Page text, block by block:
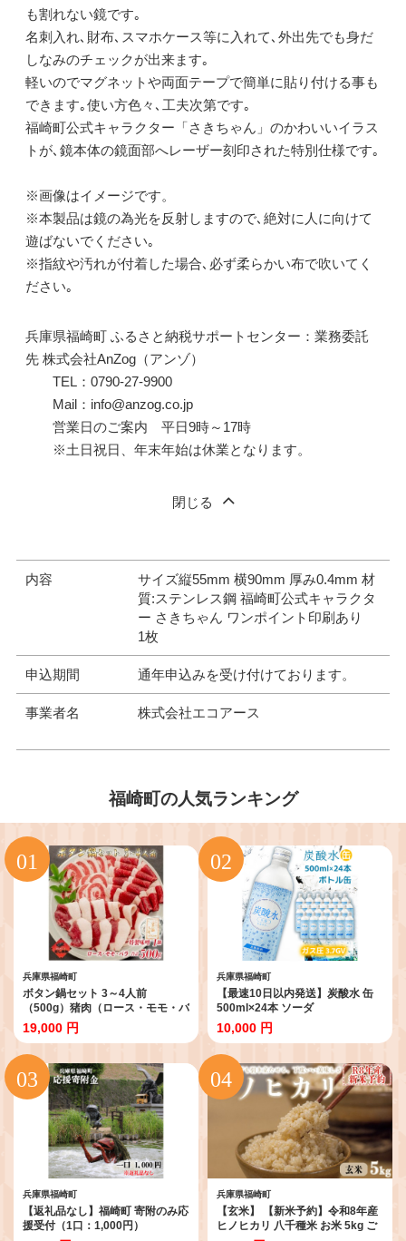
も割れない鏡です｡
名刺入れ､財布､スマホケース等に入れて､外出先でも身だ
しなみのチェックが出来ます｡
軽いのでマグネットや両面テープで簡単に貼り付ける事も
できます｡使い方色々､工夫次第です｡
福崎町公式キャラクター「さきちゃん」のかわいいイラス
トが､鏡本体の鏡面部へレーザー刻印された特別仕様です｡
※画像はイメージです。
※本製品は鏡の為光を反射しますので､絶対に人に向けて
遊ばないでください｡
※指紋や汚れが付着した場合､必ず柔らかい布で吹いてく
ださい｡
兵庫県福崎町 ふるさと納税サポートセンター：業務委託
先 株式会社AnZog（アンゾ）
TEL：0790-27-9900
Mail：info@anzog.co.jp
営業日のご案内 平日9時～17時
※土日祝日、年末年始は休業となります。
閉じる
内容
サイズ縦55mm 横90mm 厚み0.4mm 材
質:ステンレス鋼 福崎町公式キャラクタ
ー さきちゃん ワンポイント印刷あり
1枚
申込期間 通年申込みを受け付けております。
事業者名 株式会社エコアース
福崎町の人気ランキング
兵庫県福崎町
ボタン鍋セット 3～4人前
（500g）猪肉（ロース・モモ・バ
ラ）自家製味噌付き
19,000 円
兵庫県福崎町
【最速10日以内発送】炭酸水 缶
500ml×24本 ソーダ
10,000 円
兵庫県福崎町
【返礼品なし】福崎町 寄附のみ応
援受付（1口：1,000円）
兵庫県福崎町
【玄米】 【新米予約】令和8年産
ヒノヒカリ 八千種米 お米 5kg ご